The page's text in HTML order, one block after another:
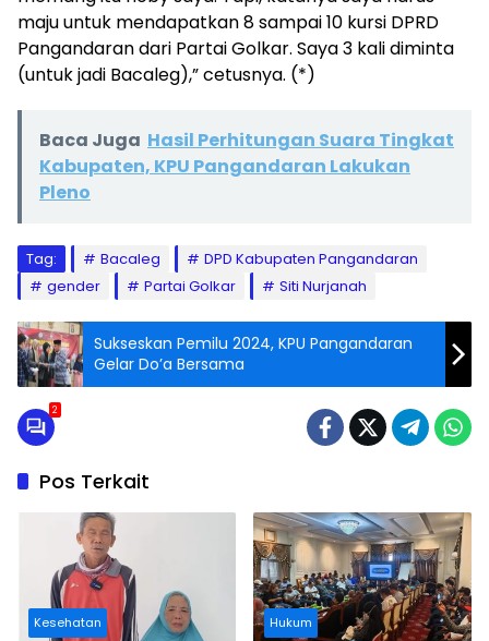
maju untuk mendapatkan 8 sampai 10 kursi DPRD
Pangandaran dari Partai Golkar. Saya 3 kali diminta
(untuk jadi Bacaleg),” cetusnya. (*)
Baca Juga Hasil Perhitungan Suara Tingkat
Kabupaten, KPU Pangandaran Lakukan
Pleno
Tag: Bacaleg
DPD Kabupaten Pangandaran
gender
Partai Golkar Siti Nurjanah
Sukseskan Pemilu 2024, KPU Pangandaran
Gelar Do’a Bersama
2
Pos Terkait
Kesehatan Hukum